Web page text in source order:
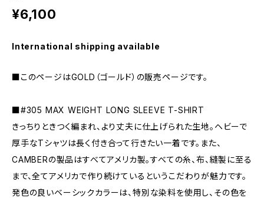
¥6,100
International shipping available
■このページはGOLD（ゴールド）の販売ページです。
■#305 MAX WEIGHT LONG SLEEVE T-SHIRT
きっちりときつく編まれ、より丈夫に仕上げられた生地。ヘビーで
厚手なTシャツは長く付き合って行きたい一着です。また、
CAMBERの製品はすべてアメリカ製。すべての糸、布、縫製に至る
まで、全てアメリカで作り続けているというこだわりが魅力です。
発色の良いベーシックカラーは、特別な染料を使用し、その色を